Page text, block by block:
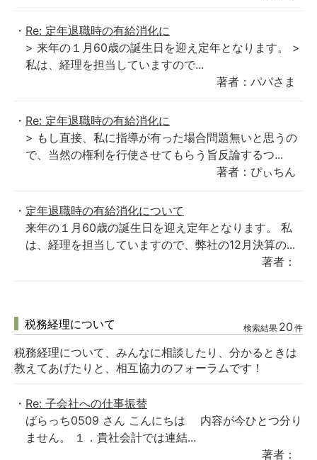
Re: 定年退職時の有給消化に
> 来年の１月60歳の誕生日を迎え定年となります。 >
私は、経理を担当していますので...
著者：パパさま
Re: 定年退職時の有給消化に
> もし直接、私に指導が有った場合問題無いと思うの
で、当然の権利を行使させてもらう旨反論するつ...
著者：ぴぃちん
定年退職時の有給消化について
来年の１月60歳の誕生日を迎え定年となります。 私
は、経理を担当していますので、弊社の12月決算の...
著者：
税務経理について 検索結果 20 件
税務経理について、みんなに相談したり、分かるときは
教えてあげたりと、相互協力のフォーラムです！
Re: 子会社への仕事振替
ばらっち0509 さん こんにちは 内容が今ひとつ分り
ません。 １．貴社会計では連結...
著者：